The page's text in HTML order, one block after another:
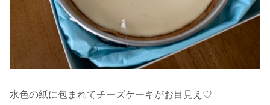
水色の紙に包まれてチーズケーキがお目見え♡